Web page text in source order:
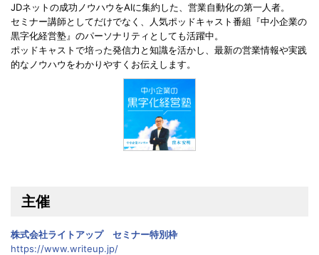
JDネットの成功ノウハウをAIに集約した、営業自動化の第一人者。
セミナー講師としてだけでなく、人気ポッドキャスト番組『中小企業の
黒字化経営塾』のパーソナリティとしても活躍中。
ポッドキャストで培った発信力と知識を活かし、最新の営業情報や実践
的なノウハウをわかりやすくお伝えします。
主催
株式会社ライトアップ セミナー特別枠
https://www.writeup.jp/